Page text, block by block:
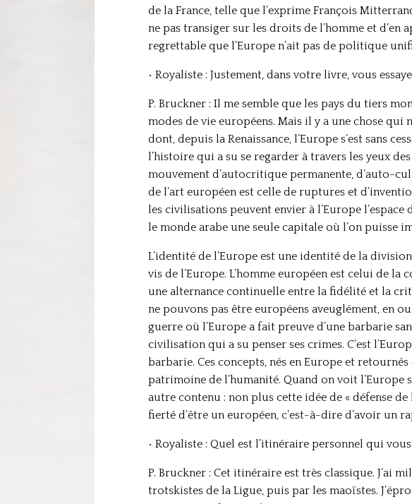
de la France, telle que l’exprime François
ne pas transiger sur les droits de l’homme et
regrettable que l’Europe n’ait pas de politique
• Royaliste : Justement, dans votre livre, vous
P. Bruckner : Il me semble que les pays du tiers
modes de vie européens. Mais il y a une chose qui
dont, depuis la Renaissance, l’Europe s’est sans
l’histoire qui a su se regarder à travers les yeux
mouvement d’autocritique permanente, d’auto-
de l’art européen est celle de ruptures et
les civilisations peuvent envier à l’Europe l’espace
le monde arabe une seule capitale où l’on puisse
L’identité de l’Europe est une identité de la
vis de l’Europe. L’homme européen est celui de la
une alternance continuelle entre la fidélité et la
ne pouvons pas être européens aveuglément, en
guerre où l’Europe a fait preuve d’une barbarie
civilisation qui a su penser ses crimes. C’est
barbarie. Ces concepts, nés en Europe et
patrimoine de l’humanité. Quand on voit l’Europe
autre contenu : non plus cette idée de « défense
fierté d’être un européen, c’est-à-dire d’avoir
• Royaliste : Quel est l’itinéraire personnel qui
P. Bruckner : Cet itinéraire est très classique. J’ai
trotskistes de la Ligue, puis par les maoïstes.